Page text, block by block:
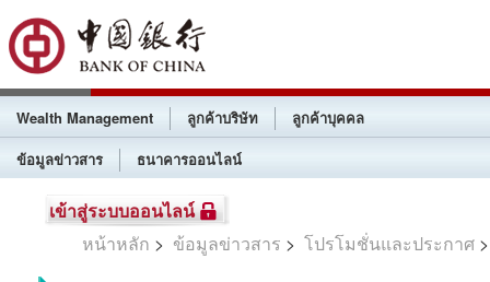
Wealth Management ลูกค้าบริษัท
ลูกค้าบุคคล
ข้อมูลข่าวสาร
ธนาคารออนไลน์
เข้าสู่ระบบออนไลน์
หน้าหลัก > ข้อมูลข่าวสาร > โปรโมชั่นและประกาศ